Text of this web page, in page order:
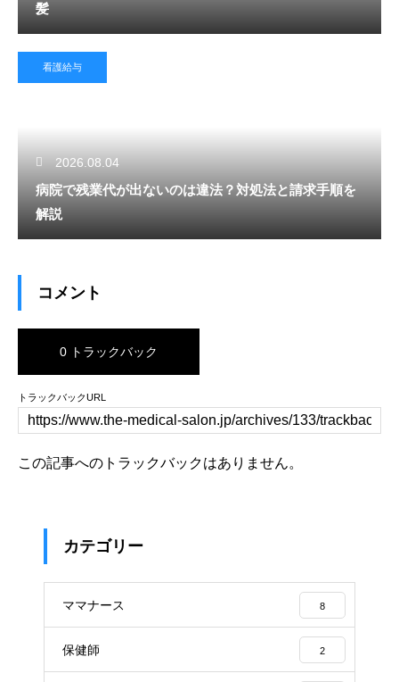
髪
看護給与
2026.08.04
病院で残業代が出ないのは違法？対処法と請求手順を
解説
コメント
0 トラックバック
トラックバックURL
この記事へのトラックバックはありません。
カテゴリー
ママナース 8
保健師 2